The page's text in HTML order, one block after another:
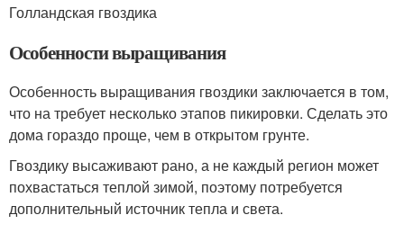
Голландская гвоздика
Особенности выращивания
Особенность выращивания гвоздики заключается в том,
что на требует несколько этапов пикировки. Сделать это
дома гораздо проще, чем в открытом грунте.
Гвоздику высаживают рано, а не каждый регион может
похвастаться теплой зимой, поэтому потребуется
дополнительный источник тепла и света.